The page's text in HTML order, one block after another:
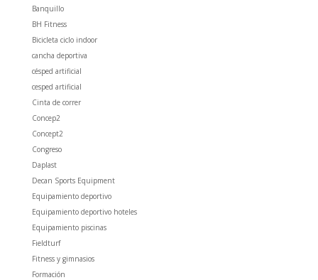
Banquillo
BH Fitness
Bicicleta ciclo indoor
cancha deportiva
césped artificial
cesped artificial
Cinta de correr
Concep2
Concept2
Congreso
Daplast
Decan Sports Equipment
Equipamiento deportivo
Equipamiento deportivo hoteles
Equipamiento piscinas
Fieldturf
Fitness y gimnasios
Formación